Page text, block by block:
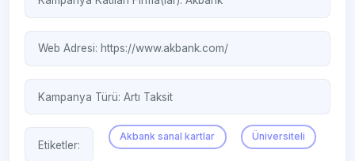
Web Adresi: https://www.akbank.com/
Kampanya Türü:Artı Taksit
Etiketler:
Akbank sanal kartlar Üniversiteli